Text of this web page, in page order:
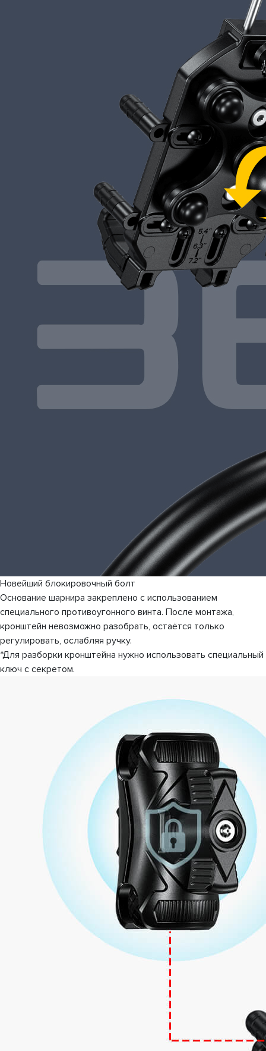
Новейший блокировочный болт
Основание шарнира закреплено с использованием
специального противоугонного винта. После монтажа,
кронштейн невозможно разобрать, остаётся только
регулировать, ослабляя ручку.
*Для разборки кронштейна нужно использовать специальный
ключ с секретом.